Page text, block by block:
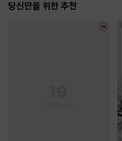
는다 [단행본]
당신만을 위한 추천